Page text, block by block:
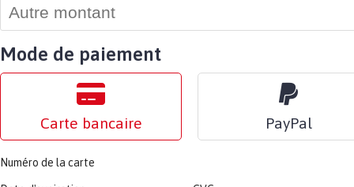
Mode de paiement
Carte bancaire PayPal
Numéro de la carte